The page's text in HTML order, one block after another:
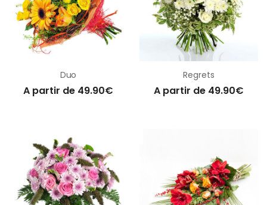
Duo
A partir de 49.90€
Regrets
A partir de 49.90€